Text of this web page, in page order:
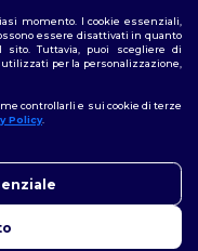
momento. I cookie essenziali,
essere disattivati in quanto
Tuttavia, puoi scegliere di
per la personalizzazione,
controllarli e sui cookie di terze
Policy.
in qualsiasi